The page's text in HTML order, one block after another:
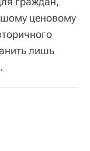
ценовому
лишь